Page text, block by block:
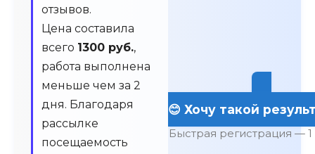
отзывов.
Цена составила
всего 1300 руб.,
работа выполнена
меньше чем за 2
дня. Благодаря
рассылке
посещаемость
😊 Хочу такой
Быстрая регистрация — 1